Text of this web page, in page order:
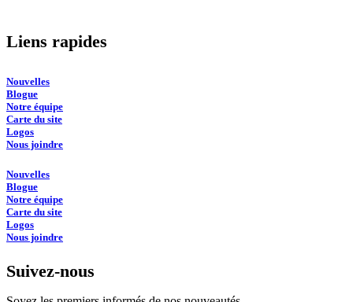
Liens rapides
Nouvelles
Blogue
Notre équipe
Carte du site
Logos
Nous joindre
Nouvelles
Blogue
Notre équipe
Carte du site
Logos
Nous joindre
Suivez-nous